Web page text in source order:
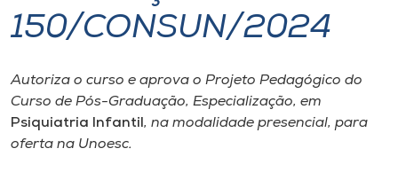
I.nova
Diplomados
Cultura
150/CONSUN/2024
Autoriza o curso e aprova o Projeto Pedagógico do
Curso de Pós-Graduação, Especialização, em
Psiquiatria Infantil, na modalidade presencial, para
oferta na Unoesc.